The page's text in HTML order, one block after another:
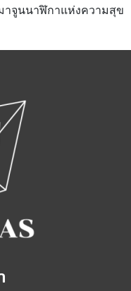
าจูนนาฬิกาแห่งความสุข